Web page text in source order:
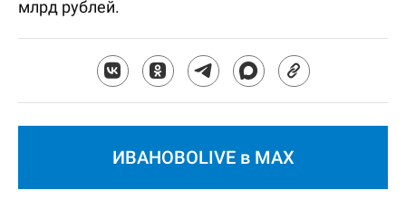
млрд рублей.
ИВАНОВОLIVE в MAX